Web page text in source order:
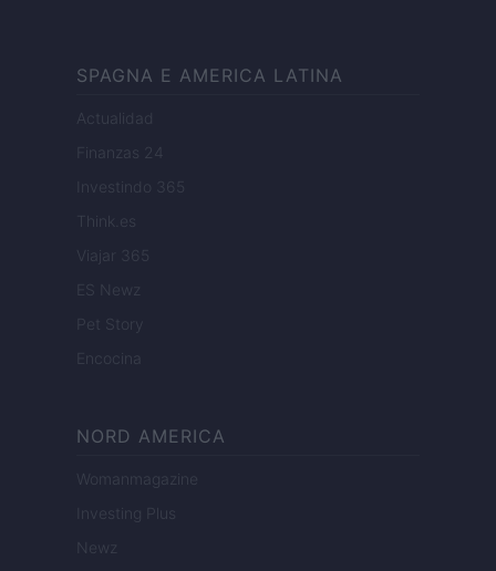
SPAGNA E AMERICA LATINA
Actualidad
Finanzas 24
Investindo 365
Think.es
Viajar 365
ES Newz
Pet Story
Encocina
NORD AMERICA
Womanmagazine
Investing Plus
Newz